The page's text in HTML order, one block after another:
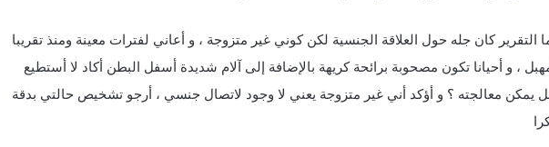
كان جله حول العلاقة الجنسية لكن كوني غير متزوجة ، و أعاني لفترات معينة ومنذ تقريبا
المهبل ، و أحيانا تكون مصحوبة برائحة كريهة بالإضافة إلى آلام شديدة أسفل البطن أكاد لا أستطيع
معالجته ؟ و أؤكد أني غير متزوجة يعني لا وجود لاتصال جنسي ، أرجو تشخيص حالتي بدقة